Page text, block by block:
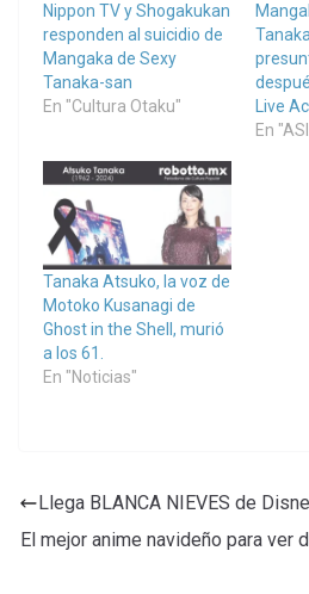
Nippon TV y Shogakukan
responden al suicidio de
Mangaka de Sexy
Tanaka-san
En "Cultura Otaku"
Live
En
Tanaka Atsuko, la voz de
Motoko Kusanagi de
Ghost in the Shell, murió
a los 61.
En "Noticias"
Llega BLANCA NIEVES de
El mejor anime navideño para ver